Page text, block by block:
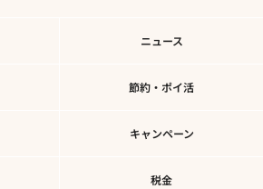
ニュース
節約・ポイ活
キャンペーン
税金